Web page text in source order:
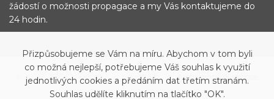
žádostí o možnosti propagace a my Vás kontaktujeme do
24 hodin.
© 2019 - 2021 Carisin.cz Archiv vozů Facebook
Přizpůsobujeme se Vám na míru. Abychom v tom byli
co možná nejlepší, potřebujeme Váš souhlas k využití
jednotlivých cookies a předáním dat třetím stranám.
Souhlas udělíte kliknutím na tlačítko "OK".